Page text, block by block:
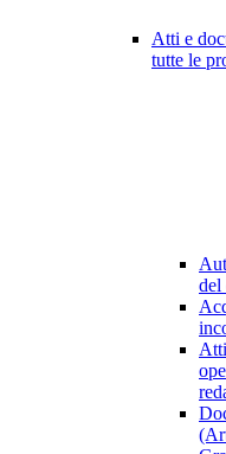
Atti e
tutte le
del